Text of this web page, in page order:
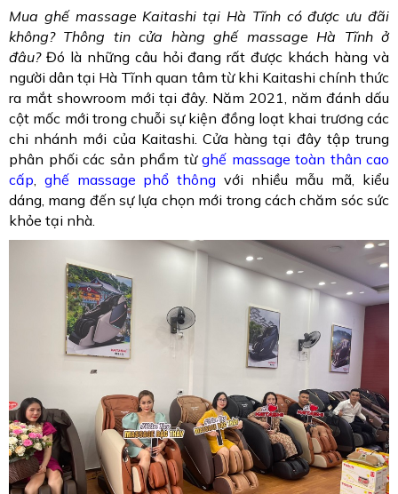
Mua ghế massage Kaitashi tại Hà Tĩnh có được ưu đãi
không? Thông tin cửa hàng ghế massage Hà Tĩnh ở
đâu?Đó là những câu hỏi đang rất được khách hàng và
người dân tại Hà Tĩnh quan tâm từ khi Kaitashi chính thức
ra mắt showroom mới tại đây. Năm 2021, năm đánh dấu
cột mốc mới trong chuỗi sự kiện đồng loạt khai trương các
chi nhánh mới của Kaitashi. Cửa hàng tại đây tập trung
phân phối các sản phẩm từ ghế massage toàn thân cao
cấp
ghế massage phổ thông với nhiều mẫu mã, kiểu
dáng, mang đến sự lựa chọn mới trong cách chăm sóc sức
khỏe tại nhà.